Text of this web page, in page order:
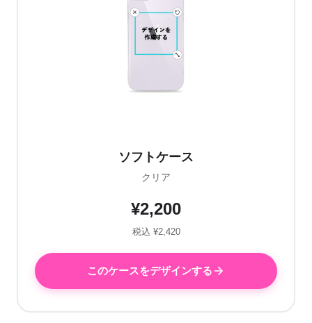
ソフトケース
クリア
¥2,200
税込 ¥2,420
このケースをデザインする